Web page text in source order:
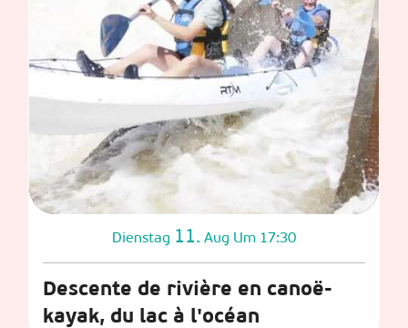
Dienstag 11. Aug Um 17:30
Descente de rivière en canoë-
kayak, du lac à l'océan